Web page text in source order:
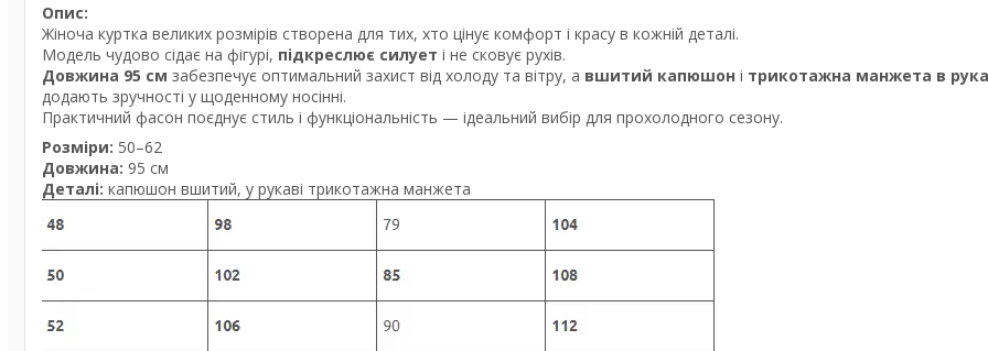
Опис:
Жіноча куртка великих розмірів створена для тих, хто цінує комфорт і красу в кожній деталі.
Модель чудово сідає на фігурі, підкреслює силует і не сковує рухів.
Довжина 95 см забезпечує оптимальний захист від холоду та вітру, а вшитий капюшон і трикотажна манжета в
додають зручності у щоденному носінні.
Практичний фасон поєднує стиль і функціональність — ідеальний вибір для прохолодного сезону.
Розміри: 50–62
Довжина: 95 см
Деталі: капюшон вшитий, у рукаві трикотажна манжета